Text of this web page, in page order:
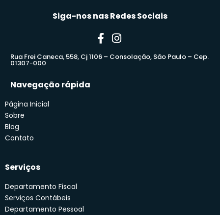
Siga-nos nas Redes Sociais
Rua Frei Caneca, 558, Cj 1106 – Consolação, São Paulo – Cep.
01307-000
Navegação rápida
Página Inicial
Sobre
Blog
Contato
Serviços
Departamento Fiscal
Serviços Contábeis
Departamento Pessoal